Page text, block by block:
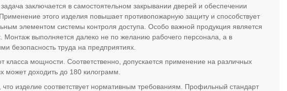
заключается в самостоятельном закрывании дверей и обеспечении
этого изделия повышает противопожарную защиту и способствует
элементом системы контроля доступа. Особо важной продукция является
Монтаж выполняется далеко не по желанию рабочего персонала, а в
безопасность труда на предприятиях.
класса мощности. Соответственно, допускается применение на различных
доходить до 180 килограмм.
изделие соответствует нормативным требованиям. Профильный стандарт